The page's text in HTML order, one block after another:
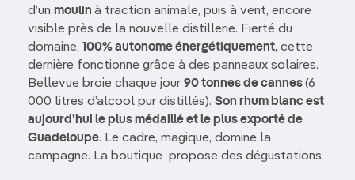
d’un moulin à traction animale, puis à vent, encore
visible près de la nouvelle distillerie. Fierté du
domaine, 100% autonome énergétiquement, cette
dernière fonctionne grâce à des panneaux solaires.
Bellevue broie chaque jour 90 tonnes de cannes(6
000 litres d’alcool pur distillés). Son rhum blanc est
aujourd’hui le plus médaillé et le plus exporté de
Guadeloupe. Le cadre, magique, domine la
campagne. La boutique propose des dégustations.